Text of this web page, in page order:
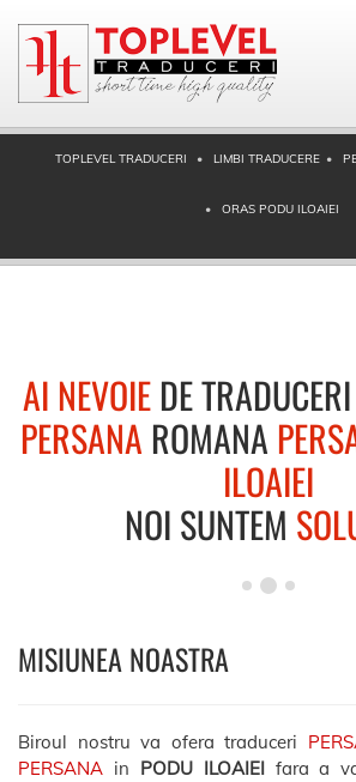
TOPLEVEL TRADUCERI LIMBI TRADUCERE
ORAS PODU ILOAIEI
AI NEVOIEDE
PERSANA ROMANA
ILOAIEI
NOI SUNTEM
MISIUNEA NOASTRA
Biroul nostru va ofera traduceri
PERSANA in PODU ILOAIEIfara a